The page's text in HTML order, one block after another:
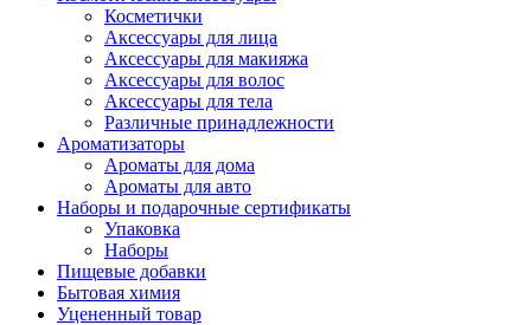
Косметички
Аксессуары для лица
Аксессуары для макияжа
Аксессуары для волос
Аксессуары для тела
Различные принадлежности
Ароматизаторы
Ароматы для дома
Ароматы для авто
Наборы и подарочные сертификаты
Упаковка
Наборы
Пищевые добавки
Бытовая химия
Уцененный товар